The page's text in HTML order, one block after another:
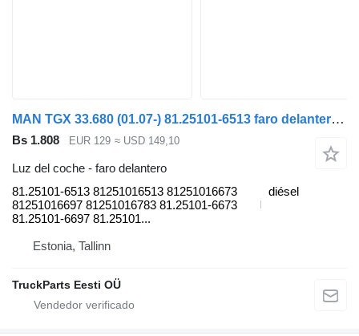
MAN TGX 33.680 (01.07-) 81.25101-6513 faro delantero para MAN TGL, TGM, TGS, TGX (2005-2021) cabeza tractora
Bs 1.808 EUR 129 ≈ USD 149,10
Luz del coche - faro delantero
81.25101-6513 81251016513 81251016673
81251016697 81251016783 81.25101-6673
81.25101-6697 81.25101...
diésel
Estonia, Tallinn
TruckParts Eesti OÜ